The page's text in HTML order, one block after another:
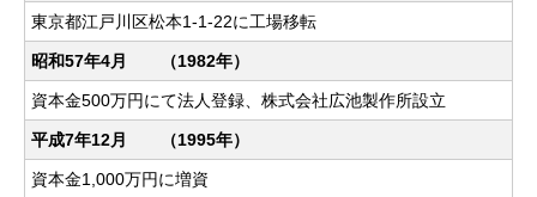
東京都江戸川区松本1-1-22に工場移転
昭和57年4月 （1982年）
資本金500万円にて法人登録、株式会社広池製作所設立
平成7年12月 （1995年）
資本金1,000万円に増資